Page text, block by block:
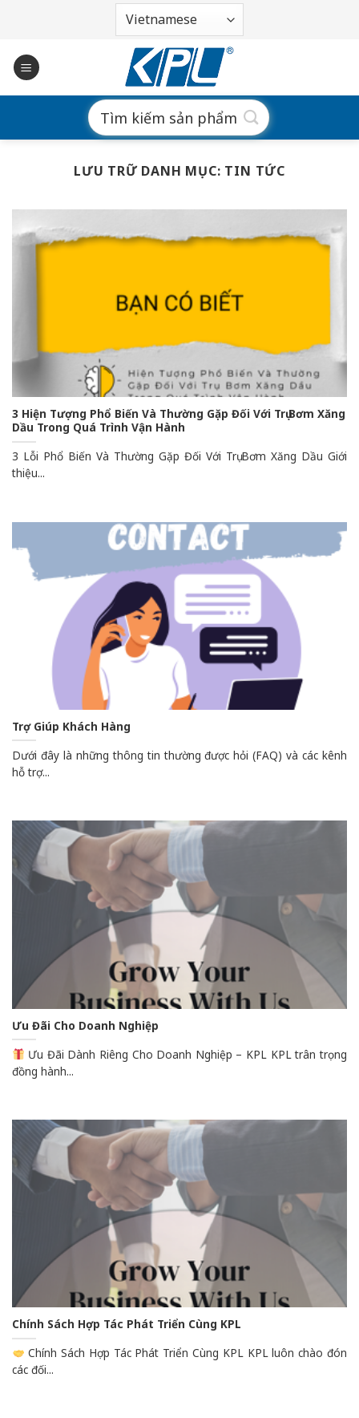
dung
Search
for:
LƯU TRỮ DANH MỤC: TIN TỨC
3 Hiện Tượng Phổ Biến Và Thường Gặp Đối Với Trụ Bơm Xăng
Dầu Trong Quá Trình Vận Hành
3 Lỗi Phổ Biến Và Thường Gặp Đối Với Trụ Bơm Xăng Dầu Giới
thiệu...
Trợ Giúp Khách Hàng
Dưới đây là những thông tin thường được hỏi (FAQ) và các kênh
hỗ trợ...
Ưu Đãi Cho Doanh Nghiệp
Ưu Đãi Dành Riêng Cho Doanh Nghiệp – KPL KPL trân trọng
đồng hành...
Chính Sách Hợp Tác Phát Triển Cùng KPL
Chính Sách Hợp Tác Phát Triển Cùng KPL KPL luôn chào đón
các đối...